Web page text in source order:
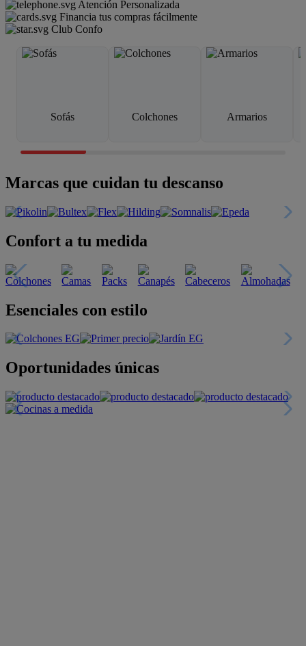
Atención Personalizada
Financia tus compras fácilmente
Club Confo
Sofás Colchones Armarios
Marcas que cuidan tu descanso
Confort a tu medida
Esenciales con estilo
Oportunidades únicas